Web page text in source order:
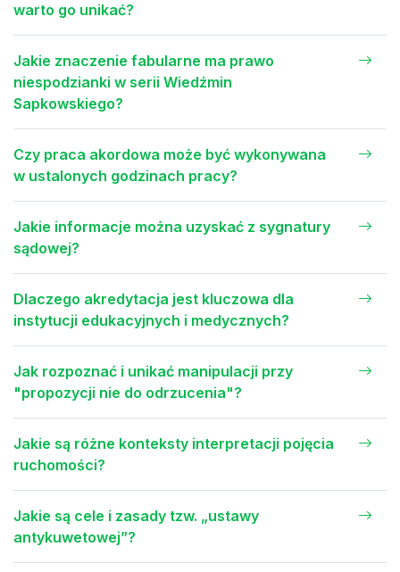
warto go unikać?
Jakie znaczenie fabularne ma prawo
niespodzianki w serii Wiedźmin
Sapkowskiego?
Czy praca akordowa może być wykonywana
w ustalonych godzinach pracy?
Jakie informacje można uzyskać z sygnatury
sądowej?
Dlaczego akredytacja jest kluczowa dla
instytucji edukacyjnych i medycznych?
Jak rozpoznać i unikać manipulacji przy
"propozycji nie do odrzucenia"?
Jakie są różne konteksty interpretacji pojęcia
ruchomości?
Jakie są cele i zasady tzw. „ustawy
antykuwetowej”?